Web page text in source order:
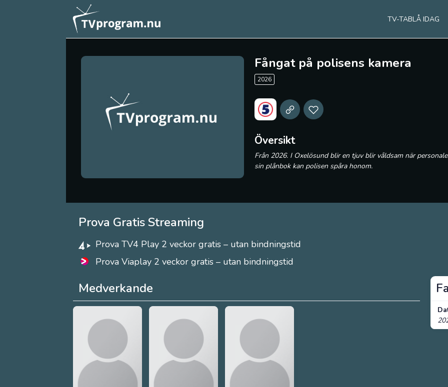
TV-TABLÅ IDAG
Fångat på polisens kamera
2026
Översikt
Från 2026. I Oxelösund blir en tjuv blir våldsam när
sin plånbok kan polisen spåra honom.
Prova Gratis Streaming
Prova TV4 Play 2 veckor gratis – utan bindningstid
Prova Viaplay 2 veckor gratis – utan bindningstid
Medverkande